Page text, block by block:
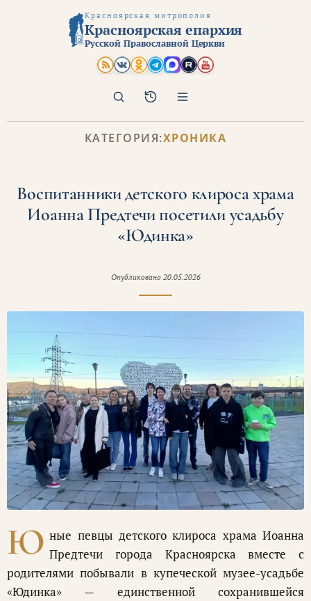
Красноярская митрополия
Красноярская епархия
Русской Православной Церкви
Архив
Поиск
КАТЕГОРИЯ:ХРОНИКА
Воспитанники детского клироса храма
Иоанна Предтечи посетили усадьбу
«Юдинка»
Опубликовано 20.05.2026
Ю ные певцы детского клироса храма Иоанна
Предтечи города Красноярска вместе с
родителями побывали в купеческой музее-усадьбе
«Юдинка» — единственной сохранившейся